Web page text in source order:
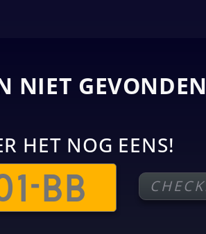
NIET GEVONDEN
HET NOG EENS!